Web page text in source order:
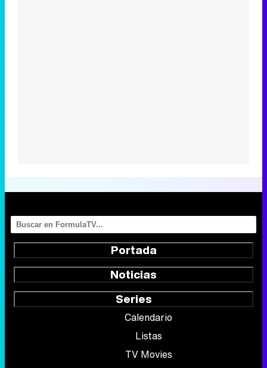
Portada
Noticias
Series
Calendario
Listas
TV Movies